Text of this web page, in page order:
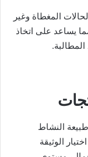
المغطاة وغير
يساعد على اتخاذ
النشاط
الوثيقة